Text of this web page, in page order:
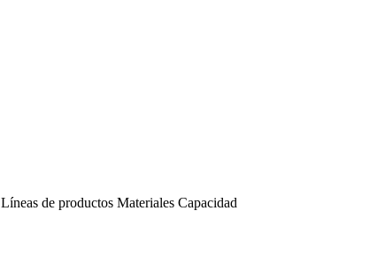
Líneas de productos Materiales Capacidad